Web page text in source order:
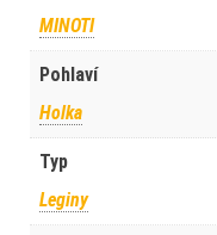
MINOTI
Pohlaví
Holka
Typ
Leginy